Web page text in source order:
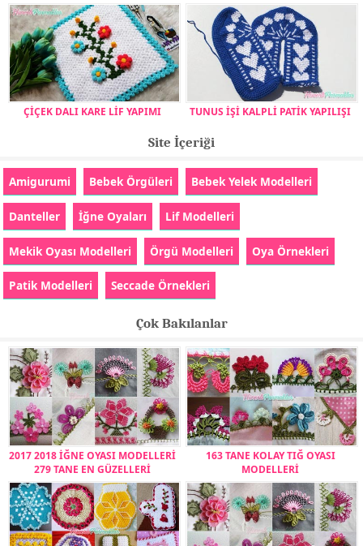
ÇİÇEK DALI KARE LİF YAPIMI TUNUS İŞİ KALPLİ PATİK YAPILIŞI
Site İçeriği
Amigurumi Bebek Örgüleri Bebek Yelek Modelleri
Danteller İğne Oyaları Lif Modelleri
Mekik Oyası Modelleri Örgü Modelleri Oya Örnekleri
Patik Modelleri Seccade Örnekleri
Çok Bakılanlar
2017 2018 İĞNE OYASI MODELLERİ
279 TANE EN GÜZELLERİ
163 TANE KOLAY TIĞ OYASI
MODELLERİ